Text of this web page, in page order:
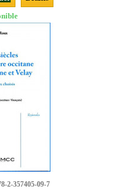
2-357405-09-7